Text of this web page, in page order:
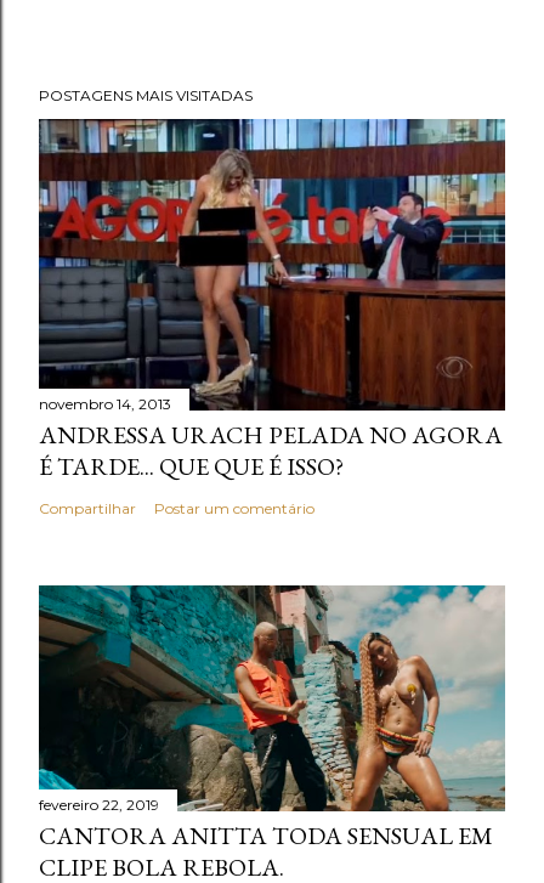
POSTAGENS MAIS VISITADAS
novembro 14, 2013
ANDRESSA URACH PELADA NO AGORA
É TARDE... QUE QUE É ISSO?
Compartilhar Postar um comentário
fevereiro 22, 2019
CANTORA ANITTA TODA SENSUAL EM
CLIPE BOLA REBOLA.